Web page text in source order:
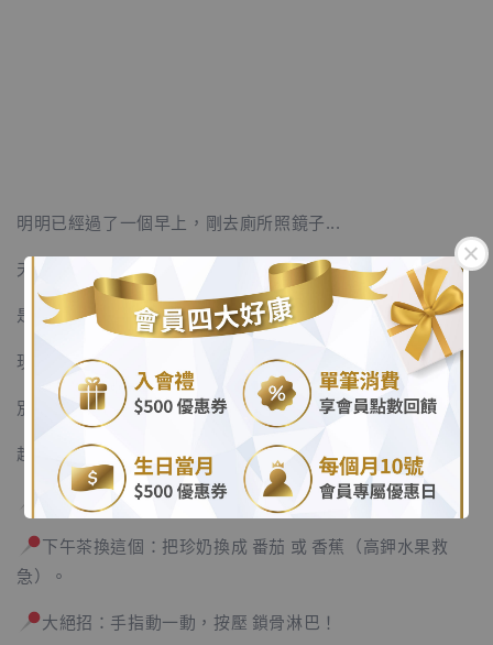
.
明明已經過了一個早上，剛去廁所照鏡子...
天啊！怎麼臉還是漲漲的，像剛睡醒一樣？
是不是昨晚吃太鹹，代謝卡住了？
現在下午兩點半，距離下班約會只剩幾小時！
別慌！教授教你辦公室也能做的「快速消腫術」。
趁現在偷偷做這 3 件事：
多喝水多流汗：別怕水腫不敢喝，越喝才能把鈉排出去！
下午茶換這個：把珍奶換成 番茄 或 香蕉（高鉀水果救
急）。
大絕招：手指動一動，按壓 鎖骨淋巴！